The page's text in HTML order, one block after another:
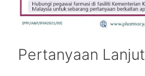
Pertanyaan Lanjut